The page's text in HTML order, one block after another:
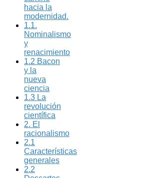
hacia la
modernidad.
1.1.
Nominalismo
y
renacimiento
1.2 Bacon
y la
nueva
ciencia
1.3 La
revolución
científica
2. El
racionalismo
2.1
Características
generales
2.2